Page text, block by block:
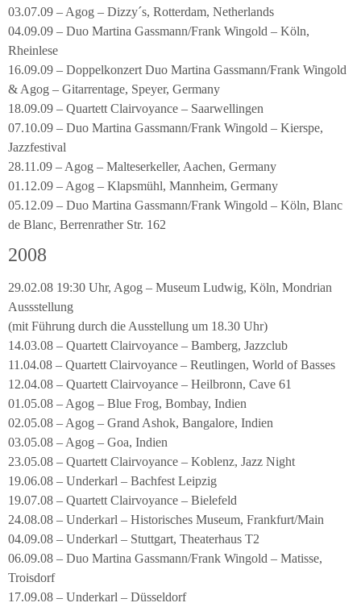
03.07.09 – Agog – Dizzy´s, Rotterdam, Netherlands
04.09.09 – Duo Martina Gassmann/Frank Wingold – Köln,
Rheinlese
16.09.09 – Doppelkonzert Duo Martina Gassmann/Frank Wingold
& Agog – Gitarrentage, Speyer, Germany
18.09.09 – Quartett Clairvoyance – Saarwellingen
07.10.09 – Duo Martina Gassmann/Frank Wingold – Kierspe,
Jazzfestival
28.11.09 – Agog – Malteserkeller, Aachen, Germany
01.12.09 – Agog – Klapsmühl, Mannheim, Germany
05.12.09 – Duo Martina Gassmann/Frank Wingold – Köln, Blanc
de Blanc, Berrenrather Str. 162
2008
29.02.08 19:30 Uhr, Agog – Museum Ludwig, Köln, Mondrian
Aussstellung
(mit Führung durch die Ausstellung um 18.30 Uhr)
14.03.08 – Quartett Clairvoyance – Bamberg, Jazzclub
11.04.08 – Quartett Clairvoyance – Reutlingen, World of Basses
12.04.08 – Quartett Clairvoyance – Heilbronn, Cave 61
01.05.08 – Agog – Blue Frog, Bombay, Indien
02.05.08 – Agog – Grand Ashok, Bangalore, Indien
03.05.08 – Agog – Goa, Indien
23.05.08 – Quartett Clairvoyance – Koblenz, Jazz Night
19.06.08 – Underkarl – Bachfest Leipzig
19.07.08 – Quartett Clairvoyance – Bielefeld
24.08.08 – Underkarl – Historisches Museum, Frankfurt/Main
04.09.08 – Underkarl – Stuttgart, Theaterhaus T2
06.09.08 – Duo Martina Gassmann/Frank Wingold – Matisse,
Troisdorf
17.09.08 – Underkarl – Düsseldorf